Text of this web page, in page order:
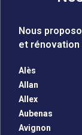
Nous
et rénovation
Alès
Allan
Allex
Aubenas
Avignon